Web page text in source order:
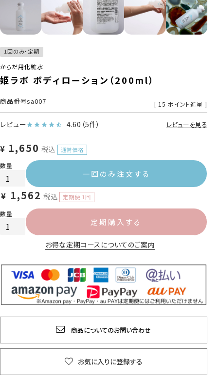
1回のみ・定期
からだ用化粧水
姫ラボ ボディローション（200ml）
商品番号sa007 [ 15 ポイント進呈 ]
レビュー 4.60 （5件） レビューを見る
¥ 1,650 税込
一回のみ注文する
¥ 1,562 税込
定期購入する
お得な定期コースについてのご案内
商品についてのお問い合わせ
お気に入りに登録する